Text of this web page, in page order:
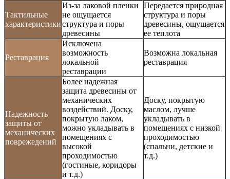
Тактильные
характеристики
Из-за лаковой пленки
не ощущается
структура и поры
древесины
Передается природная
структура и поры
древесины, ощущается
ее теплота
Реставрация
Исключена
возможность
локальной
реставрации
Возможна локальная
реставрация
Надежность
защиты от
механических
поврежедений
Более надежная
защита древесины от
механических
воздействий. Доску,
покрытую лаком,
можно укладывать в
помещениях с
высокой
проходимостью
(гостиные, коридоры
и т.д.)
Доску, покрытую
маслом, лучше
укладывать в
помещениях с низкой
проходимостью
(спальни, детские и
т.д.)